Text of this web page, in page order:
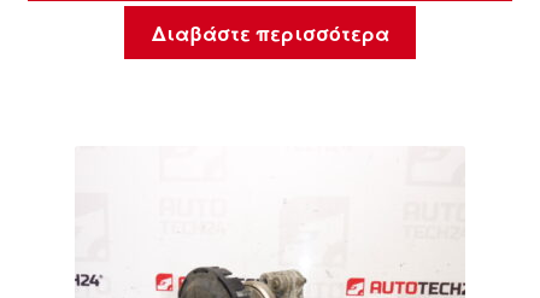
Διαβάστε περισσότερα